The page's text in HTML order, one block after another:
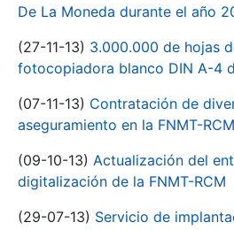
De La Moneda durante el año
(27-11-13) 3.000.000 de hojas
fotocopiadora blanco DIN A-4
(07-11-13) Contratación de
aseguramiento en la FNMT-RCM
(09-10-13) Actualización del
digitalización de la FNMT-RCM
(29-07-13) Servicio de